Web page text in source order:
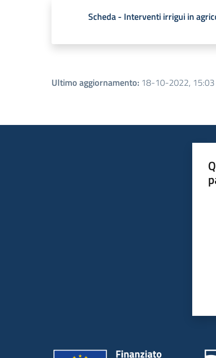
Scheda - Interventi irrigui in
Ultimo aggiornamento: 18-10-2022, 15:03